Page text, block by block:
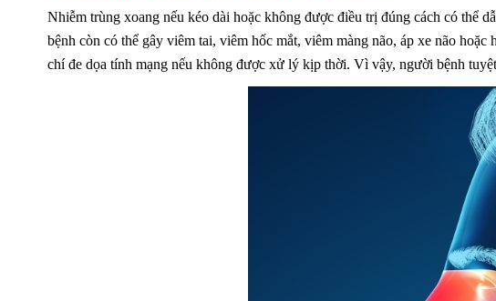
Nhiễm trùng xoang nếu kéo dài hoặc không được điều trị đúng cách có thể
bệnh còn có thể gây viêm tai, viêm hốc mắt, viêm màng não, áp xe não
chí đe dọa tính mạng nếu không được xử lý kịp thời. Vì vậy, người bệnh